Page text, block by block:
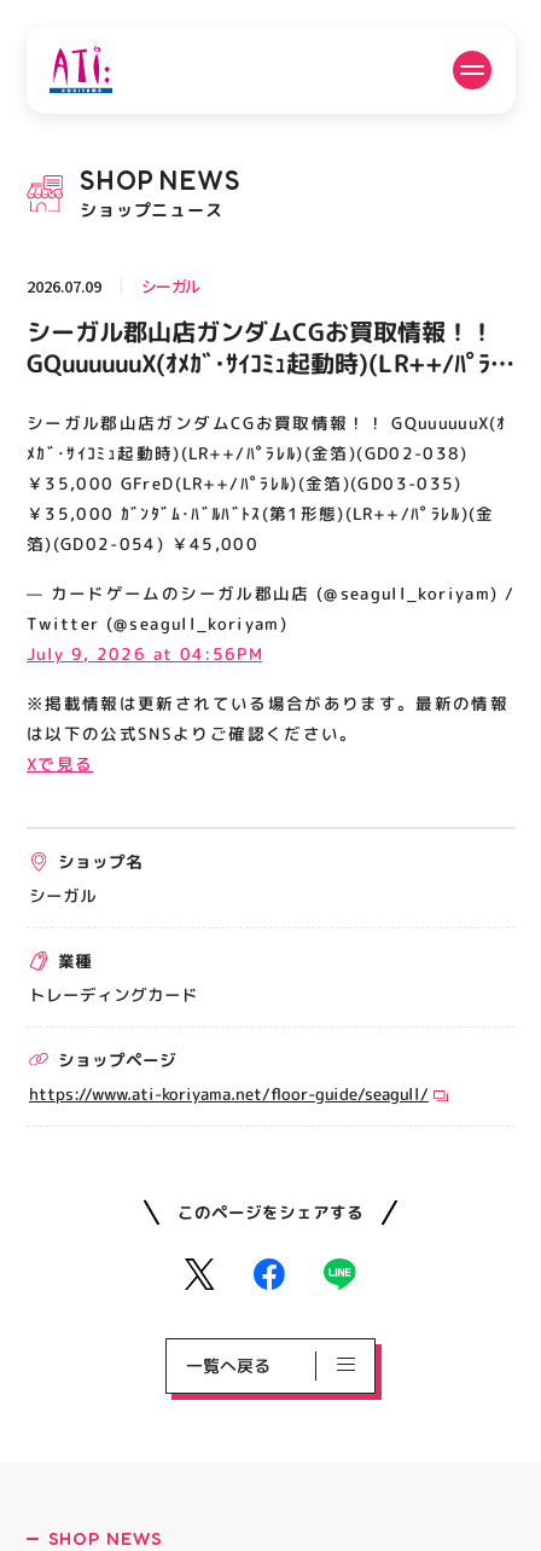
PICK UP NEWS
ピックアップニュース
フロアガイド 営業時間
ACCESS
アクセス・駐車場
RECRUIT
スタッフ募集
関連情報
お知らせ
お問い合わせ
サイトポリシー
運営会社
出店をご検討の方へ
催事出店募集
アティビジョンについて
SHOP NEWS
ショップニュース
2026.07.09 シーガル
シーガル郡山店ガンダムCGお買取情報！！
GQuuuuuuX(ｵﾒｶﾞ･ｻｲｺﾐｭ起動時)(LR++/ﾊﾟﾗﾚ
GFreD(LR++/ﾊﾟﾗﾚﾙ)(金箔)(GD03-035)
￥35,000 ｶﾞﾝﾀﾞﾑ･ﾊﾞﾙﾊﾞﾄｽ(第1形態)(LR++/
ﾊﾟﾗﾚﾙ)(金箔)(GD02-054) ￥45,000
シーガル郡山店ガンダムCGお買取情報！！ GQuuuuuuX(ｵ
ﾒｶﾞ･ｻｲｺﾐｭ起動時)(LR++/ﾊﾟﾗﾚﾙ)(金箔)(GD02-038)
￥35,000 GFreD(LR++/ﾊﾟﾗﾚﾙ)(金箔)(GD03-035)
￥35,000 ｶﾞﾝﾀﾞﾑ･ﾊﾞﾙﾊﾞﾄｽ(第1形態)(LR++/ﾊﾟﾗﾚﾙ)(金
箔)(GD02-054) ￥45,000
— カードゲームのシーガル郡山店 (@seagull_koriyam) /
Twitter (@seagull_koriyam)
July 9, 2026 at 04:56PM
※掲載情報は更新されている場合があります。最新の情報
は以下の公式SNSよりご確認ください。
Xで見る
ショップ名
シーガル
業種
トレーディングカード
ショップページ
https://www.ati-koriyama.net/floor-guide/seagull/
このページをシェアする
一覧へ戻る
SHOP NEWS